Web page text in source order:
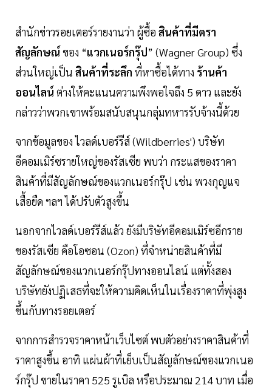
สำนักข่าวรอยเตอร์รายงานว่า ผู้ซื้อ สินค้าที่มีตรา
สัญลักษณ์ ของ “แวกเนอร์กรุ๊ป” (Wagner Group) ซึ่ง
ส่วนใหญ่เป็น สินค้าที่ระลึก ที่หาซื้อได้ทาง ร้านค้า
ออนไลน์ ต่างให้คะแนนความพึงพอใจถึง 5 ดาว และยัง
กล่าวว่าพวกเขาพร้อมสนับสนุนกลุ่มทหารรับจ้างนี้ด้วย
จากข้อมูลของ ไวลด์เบอร์รีส์ (Wildberries') บริษัท
อีคอมเมิร์ซรายใหญ่ของรัสเซีย พบว่า กระแสของราคา
สินค้าที่มีสัญลักษณ์ของแวกเนอร์กรุ๊ป เช่น พวงกุญแจ
เสื้อยืด ฯลฯ ได้ปรับตัวสูงขึ้น
นอกจากไวลด์เบอร์รีส์แล้ว ยังมีบริษัทอีคอมเมิร์ซอีกราย
ของรัสเซีย คือโอซอน (Ozon) ที่จำหน่ายสินค้าที่มี
สัญลักษณ์ของแวกเนอร์กรุ๊ปทางออนไลน์ แต่ทั้งสอง
บริษัทยังปฏิเสธที่จะให้ความคิดเห็นในเรื่องราคาที่พุ่งสูง
ขึ้นกับทางรอยเตอร์
จากการสำรวจราคาหน้าเว็บไซต์ พบตัวอย่างราคาสินค้าที่
ราคาสูงขึ้น อาทิ แผ่นผ้าที่เย็บเป็นสัญลักษณ์ของแวกเนอ
ร์กรุ๊ป ขายในราคา 525 รูเบิล หรือประมาณ 214 บาท เมื่อ